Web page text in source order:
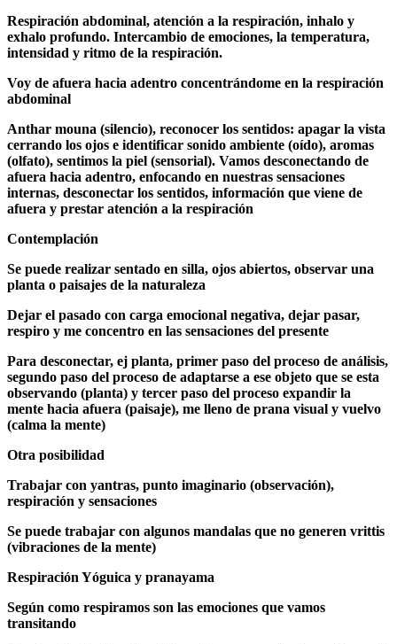
Respiración abdominal, atención a la respiración, inhalo y
exhalo profundo. Intercambio de emociones, la temperatura,
intensidad y ritmo de la respiración.
Voy de afuera hacia adentro concentrándome en la respiración
abdominal
Anthar mouna (silencio), reconocer los sentidos: apagar la vista
cerrando los ojos e identificar sonido ambiente (oído), aromas
(olfato), sentimos la piel (sensorial). Vamos desconectando de
afuera hacia adentro, enfocando en nuestras sensaciones
internas, desconectar los sentidos, información que viene de
afuera y prestar atención a la respiración
Contemplación
Se puede realizar sentado en silla, ojos abiertos, observar una
planta o paisajes de la naturaleza
Dejar el pasado con carga emocional negativa, dejar pasar,
respiro y me concentro en las sensaciones del presente
Para desconectar, ej planta, primer paso del proceso de análisis,
segundo paso del proceso de adaptarse a ese objeto que se esta
observando (planta) y tercer paso del proceso expandir la
mente hacia afuera (paisaje), me lleno de prana visual y vuelvo
(calma la mente)
Otra posibilidad
Trabajar con yantras, punto imaginario (observación),
respiración y sensaciones
Se puede trabajar con algunos mandalas que no generen vrittis
(vibraciones de la mente)
Respiración Yóguica y pranayama
Según como respiramos son las emociones que vamos
transitando